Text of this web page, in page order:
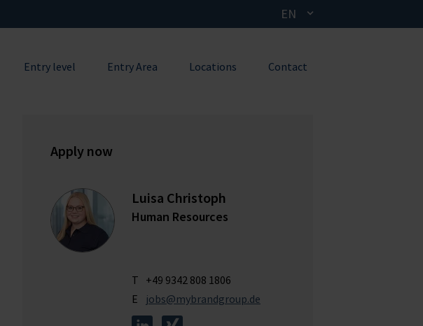
EN
Entry level Entry Area Locations Contact
Apply now
Luisa Christoph
Human Resources
T +49 9342 808 1806
E
jobs@mybrandgroup.de